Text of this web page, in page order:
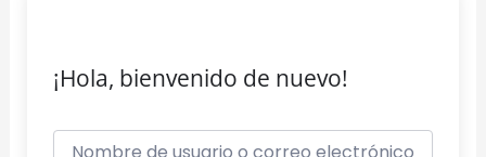
¡Hola, bienvenido de nuevo!